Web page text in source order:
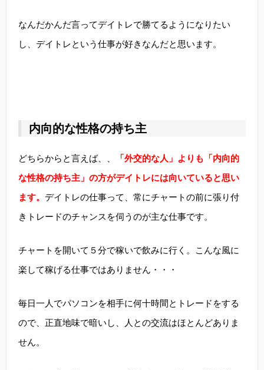
なんだかんだ言ってデイトレで勝てるようになりたい
し、デイトレという仕事が好きなんだと思います。
内向的な性格の持ち主
どちらからと言えば、、
「外交的な人」よりも「内向的
な性格の持ち主」の方がデイトレには向いていると思い
ます。 デイトレの仕事って、常にチャートの前に張り付
きトレードのチャンスを伺うのが主な仕事です。
チャートを開いて５分で稼いで飲みに行く。こんな風に
楽して稼げる仕事ではありません・・・
毎日一人でパソコンを相手に何十時間とトレードをする
ので、正直地味で暗いし、人との交流はほとんどありま
せん。